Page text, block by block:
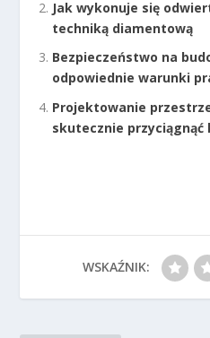
Jak wykonuje się
techniką diamentową
Bezpieczeństwo na
odpowiednie warunki
Projektowanie
skutecznie
WSKAŹNIK: